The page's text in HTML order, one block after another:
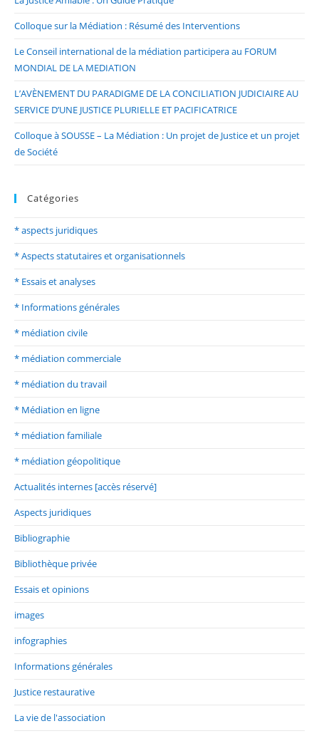
Colloque sur la Médiation : Résumé des Interventions
Le Conseil international de la médiation participera au FORUM
MONDIAL DE LA MEDIATION
L’AVÈNEMENT DU PARADIGME DE LA CONCILIATION JUDICIAIRE AU
SERVICE D’UNE JUSTICE PLURIELLE ET PACIFICATRICE
Colloque à SOUSSE – La Médiation : Un projet de Justice et un projet
de Société
Catégories
* aspects juridiques
* Aspects statutaires et organisationnels
* Essais et analyses
* Informations générales
* médiation civile
* médiation commerciale
* médiation du travail
* Médiation en ligne
* médiation familiale
* médiation géopolitique
Actualités internes [accès réservé]
Aspects juridiques
Bibliographie
Bibliothèque privée
Essais et opinions
images
infographies
Informations générales
Justice restaurative
La vie de l'association